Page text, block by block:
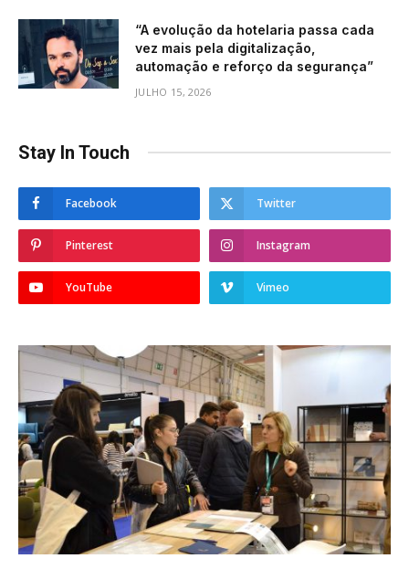
“A evolução da hotelaria passa cada
vez mais pela digitalização,
automação e reforço da segurança”
JULHO 15, 2026
Stay In Touch
Facebook Twitter
Pinterest Instagram
YouTube Vimeo